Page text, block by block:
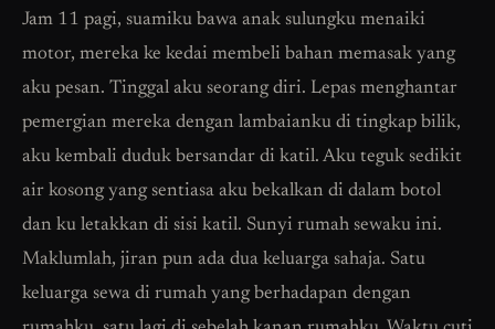
Jam 11 pagi, suamiku bawa anak sulungku menaiki
motor, mereka ke kedai membeli bahan memasak yang
aku pesan. Tinggal aku seorang diri. Lepas menghantar
pemergian mereka dengan lambaianku di tingkap bilik,
aku kembali duduk bersandar di katil. Aku teguk sedikit
air kosong yang sentiasa aku bekalkan di dalam botol
dan ku letakkan di sisi katil. Sunyi rumah sewaku ini.
Maklumlah, jiran pun ada dua keluarga sahaja. Satu
keluarga sewa di rumah yang berhadapan dengan